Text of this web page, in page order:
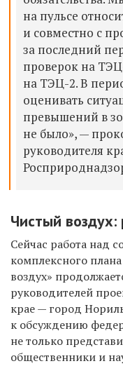
на пульсе
и совместно с
за последний
проверок на
на ТЭЦ-2. В
оценивать
превышений в
не было», —
руководителя
Чистый воздух:
Сейчас работа над
комплексного
воздух»
руководителей
крае — город
к обсуждению
не только
общественники и